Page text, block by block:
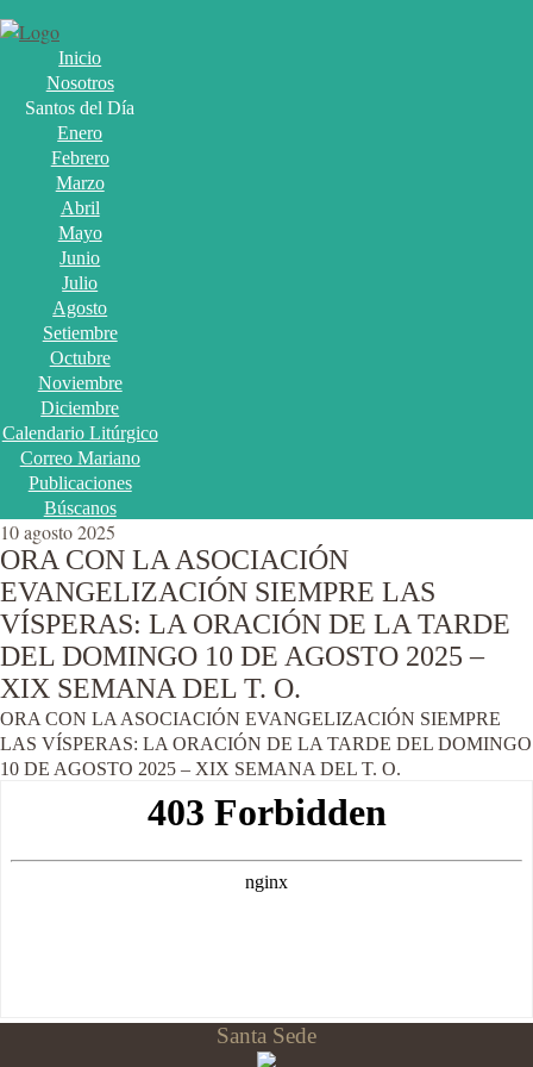
Inicio
Nosotros
Santos del Día
Enero
Febrero
Marzo
Abril
Mayo
Junio
Julio
Agosto
Setiembre
Octubre
Noviembre
Diciembre
Calendario Litúrgico
Correo Mariano
Publicaciones
Búscanos
10 agosto 2025
ORA CON LA ASOCIACIÓN
EVANGELIZACIÓN SIEMPRE LAS
VÍSPERAS: LA ORACIÓN DE LA TARDE
DEL DOMINGO 10 DE AGOSTO 2025 –
XIX SEMANA DEL T. O.
ORA CON LA ASOCIACIÓN EVANGELIZACIÓN SIEMPRE
LAS VÍSPERAS: LA ORACIÓN DE LA TARDE DEL DOMINGO
10 DE AGOSTO 2025 – XIX SEMANA DEL T. O.
Santa Sede